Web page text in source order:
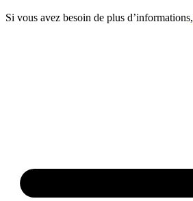
Si vous avez besoin de plus d’informations,